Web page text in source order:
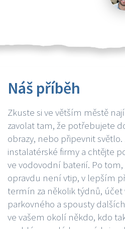
Náš příběh
Zkuste si ve větším městě
zavolat tam, že potřebujete
obrazy, nebo připevnit
instalatérské firmy a chtějte
ve vodovodní baterií. Po tom,
opravdu není vtip, v lepším
termín za několik týdnů, účet
parkovného a spousty
ve vašem okolí někdo, kdo